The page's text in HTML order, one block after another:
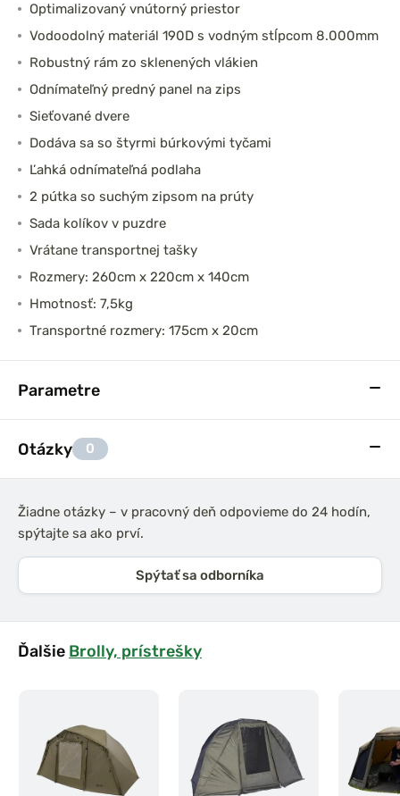
Optimalizovaný vnútorný priestor
Vodoodolný materiál 190D s vodným stĺpcom 8.000mm
Robustný rám zo sklenených vlákien
Odnímateľný predný panel na zips
Sieťované dvere
Dodáva sa so štyrmi búrkovými tyčami
Ľahká odnímateľná podlaha
2 pútka so suchým zipsom na prúty
Sada kolíkov v puzdre
Vrátane transportnej tašky
Rozmery: 260cm x 220cm x 140cm
Hmotnosť: 7,5kg
Transportné rozmery: 175cm x 20cm
Parametre
Otázky 0
Žiadne otázky – v pracovný deň odpovieme do 24 hodín,
spýtajte sa ako prví.
Spýtať sa odborníka
Ďalšie Brolly, prístrešky